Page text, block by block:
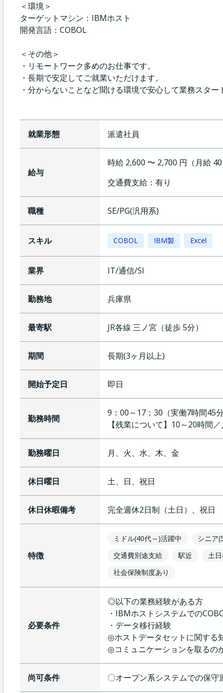
＜環境＞
ターゲットマシン：IBMホスト
開発言語：COBOL
＜その他＞
・リモートワーク多めのお仕事です。
・長期で安定してご就業いただけます。
・分からないことなど聞ける環境で安心して業務スター
就業形態 派遣社員
給与
時給 2,600 〜 2,700 円（月給
交通費支給： 有り
職種 SE/PG(汎用系)
スキル COBOL IBM製 Excel
業界 IT/通信/SI
勤務地 兵庫県
最寄駅 JR各線 三ノ宮 （徒歩5分）
期間 長期(3ヶ月以上)
開始予定日 即日
勤務時間
9：00～17：30（実働7時間
【残業について】 10～20時間
勤務曜日 月、火、水、木、金
休日曜日 土、日、祝日
休日休暇備考 完全週休2日制（土日）、祝日
特徴
ミドル(40代～)活躍中
シニア
交通費別途支給
駅近
土
社会保険制度あり
必要条件
◎以下の業務経験がある方
・IBMホストシステムでの
・データ移行経験
◎ホストデータセットに関する
◎コミュニケーションを取るの
尚可条件 〇オープン系システムでの保